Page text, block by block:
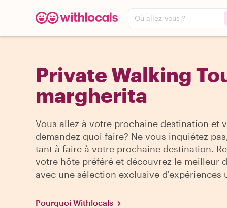
Où allez-vous ?
Private Walking
margherita
Vous allez à votre prochaine destination et
demandez quoi faire? Ne vous inquiétez
tant à faire à votre prochaine destination.
votre hôte préféré et découvrez le meilleur
avec une sélection exclusive d'expériences
Pourquoi Withlocals